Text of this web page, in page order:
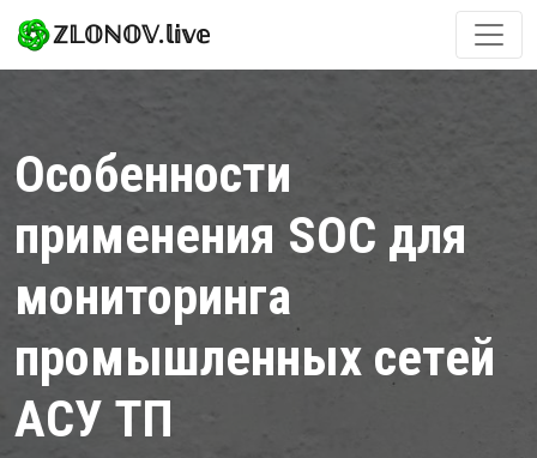
ℤ𝕃𝕆ℕ𝕆𝕍.𝕝𝕚𝕧𝕖
Особенности
применения SOC для
мониторинга
промышленных сетей
АСУ ТП